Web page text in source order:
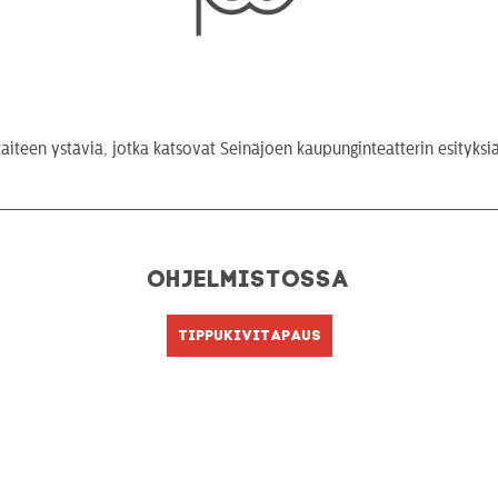
ystäviä, jotka katsovat Seinäjoen kaupunginteatterin
Ohjelmistossa
Tippukivitapaus